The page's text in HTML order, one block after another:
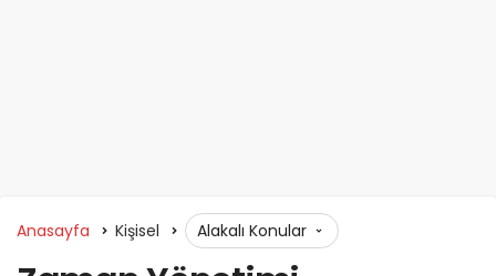
Anasayfa Kişisel Alakalı Konular